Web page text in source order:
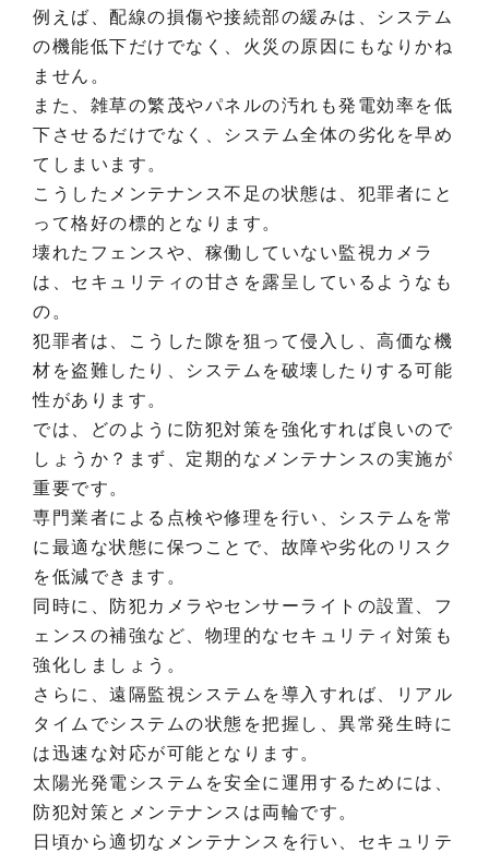
例えば、配線の損傷や接続部の緩みは、システム
の機能低下だけでなく、火災の原因にもなりかね
ません。
また、雑草の繁茂やパネルの汚れも発電効率を低
下させるだけでなく、システム全体の劣化を早め
てしまいます。
こうしたメンテナンス不足の状態は、犯罪者にと
って格好の標的となります。
壊れたフェンスや、稼働していない監視カメラ
は、セキュリティの甘さを露呈しているようなも
の。
犯罪者は、こうした隙を狙って侵入し、高価な機
材を盗難したり、システムを破壊したりする可能
性があります。
では、どのように防犯対策を強化すれば良いので
しょうか？まず、定期的なメンテナンスの実施が
重要です。
専門業者による点検や修理を行い、システムを常
に最適な状態に保つことで、故障や劣化のリスク
を低減できます。
同時に、防犯カメラやセンサーライトの設置、フ
ェンスの補強など、物理的なセキュリティ対策も
強化しましょう。
さらに、遠隔監視システムを導入すれば、リアル
タイムでシステムの状態を把握し、異常発生時に
は迅速な対応が可能となります。
太陽光発電システムを安全に運用するためには、
防犯対策とメンテナンスは両輪です。
日頃から適切なメンテナンスを行い、セキュリテ